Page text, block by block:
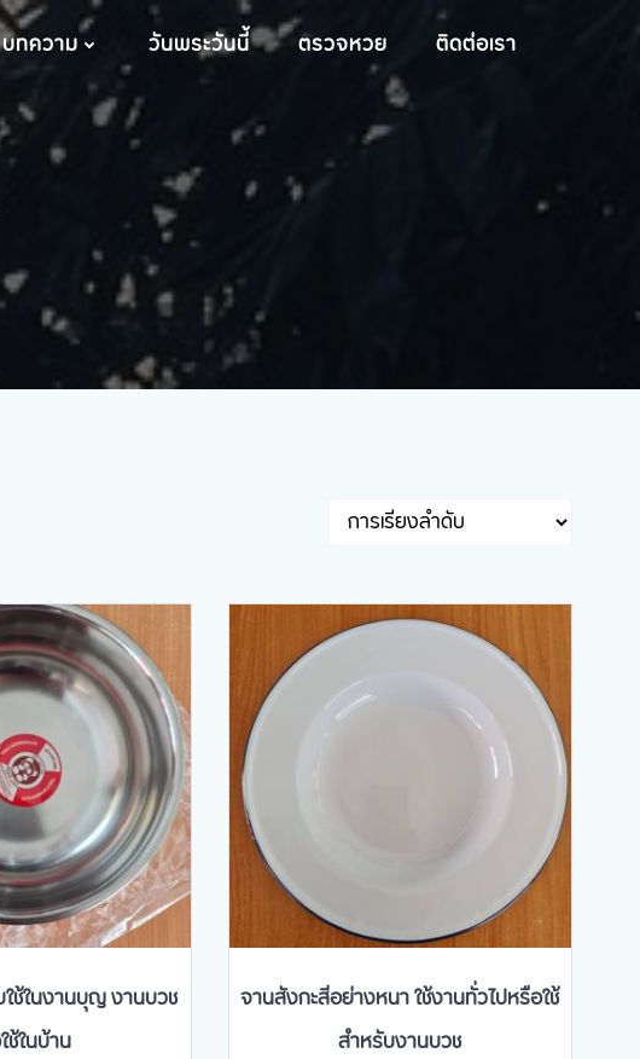
บทความ วันพระวันนี้ ตรวจหวย ติดต่อเรา
ช้ในงานบุญ งานบวช
ช้ในบ้าน
จานสังกะสีอย่างหนา ใช้งานทั่วไปหรือใช้
สำหรับงานบวช